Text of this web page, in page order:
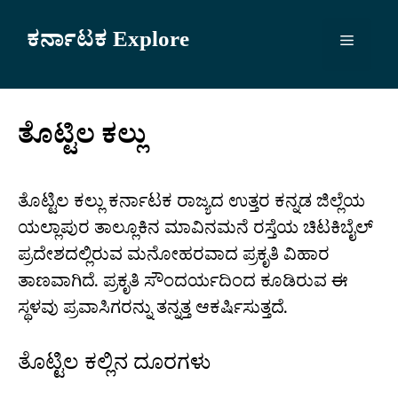
ಕರ್ನಾಟಕ Explore Menu
ತೊಟ್ಟಿಲ ಕಲ್ಲು
ತೊಟ್ಟಿಲ ಕಲ್ಲು ಕರ್ನಾಟಕ ರಾಜ್ಯದ ಉತ್ತರ ಕನ್ನಡ ಜಿಲ್ಲೆಯ
ಯಲ್ಲಾಪುರ ತಾಲ್ಲೂಕಿನ ಮಾವಿನಮನೆ ರಸ್ತೆಯ ಚಿಟಕಿಬೈಲ್
ಪ್ರದೇಶದಲ್ಲಿರುವ ಮನೋಹರವಾದ ಪ್ರಕೃತಿ ವಿಹಾರ
ತಾಣವಾಗಿದೆ. ಪ್ರಕೃತಿ ಸೌಂದರ್ಯದಿಂದ ಕೂಡಿರುವ ಈ
ಸ್ಥಳವು ಪ್ರವಾಸಿಗರನ್ನು ತನ್ನತ್ತ ಆಕರ್ಷಿಸುತ್ತದೆ.
ತೊಟ್ಟಿಲ ಕಲ್ಲಿನ ದೂರಗಳು